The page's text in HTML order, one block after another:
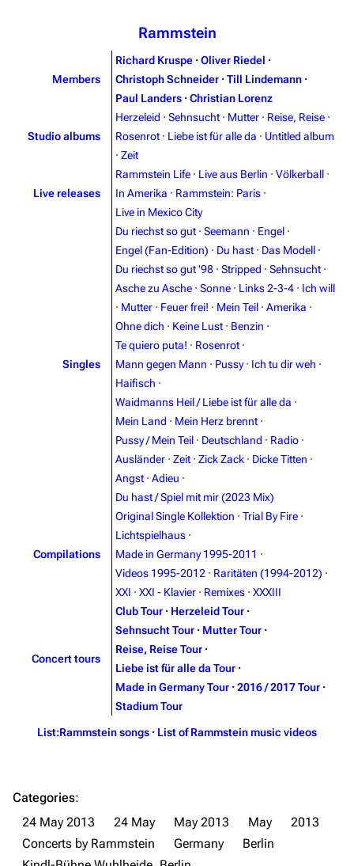
3.4K 12 290.4K
Navigation
Main page
Random page
Rammstein
Information
Discography
Videography
Song list
Merchandise
Emigrate
Discography
Videography
Song list
Merchandise
Lindemann
Information
Discography
Videography
Song list
Tour dates
Discography
Videography
Discography
Videography
Rammstein
Members
Richard Kruspe · Oliver Riedel ·
Christoph Schneider · Till Lindemann ·
Paul Landers · Christian Lorenz
Studio albums
Herzeleid · Sehnsucht · Mutter · Reise, Reise ·
Rosenrot · Liebe ist für alle da · Untitled album
· Zeit
Live releases
Rammstein Life · Live aus Berlin · Völkerball ·
In Amerika · Rammstein: Paris ·
Live in Mexico City
Singles
Du riechst so gut · Seemann · Engel ·
Engel (Fan-Edition) · Du hast · Das Modell ·
Du riechst so gut '98 · Stripped · Sehnsucht ·
Asche zu Asche · Sonne · Links 2-3-4 · Ich will
· Mutter · Feuer frei! · Mein Teil · Amerika ·
Ohne dich · Keine Lust · Benzin ·
Te quiero puta! · Rosenrot ·
Mann gegen Mann · Pussy · Ich tu dir weh ·
Haifisch ·
Waidmanns Heil / Liebe ist für alle da ·
Mein Land · Mein Herz brennt ·
Pussy / Mein Teil · Deutschland · Radio ·
Ausländer · Zeit · Zick Zack · Dicke Titten ·
Angst · Adieu ·
Du hast / Spiel mit mir (2023 Mix)
Compilations
Original Single Kollektion · Trial By Fire ·
Lichtspielhaus ·
Made in Germany 1995-2011 ·
Videos 1995-2012 · Raritäten (1994-2012) ·
XXI · XXI - Klavier · Remixes · XXXIII
Concert tours
Club Tour · Herzeleid Tour ·
Sehnsucht Tour · Mutter Tour ·
Reise, Reise Tour ·
Liebe ist für alle da Tour ·
Made in Germany Tour · 2016 / 2017 Tour ·
Stadium Tour
List:Rammstein songs · List of Rammstein music videos
Categories:
24 May 2013
24 May May 2013 May
2013
Concerts by Rammstein
Germany
Berlin